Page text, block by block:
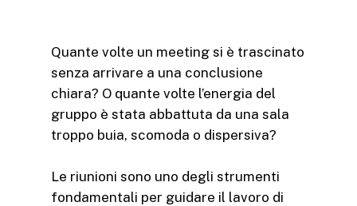
Quante volte un meeting si è trascinato
senza arrivare a una conclusione
chiara? O quante volte l’energia del
gruppo è stata abbattuta da una sala
troppo buia, scomoda o dispersiva?
Le riunioni sono uno degli strumenti
fondamentali per guidare il lavoro di